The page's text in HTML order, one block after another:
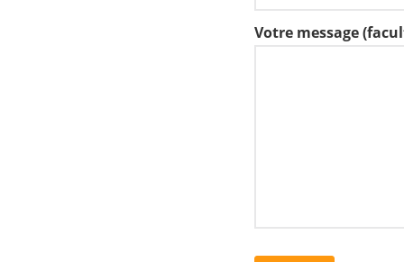
Votre message